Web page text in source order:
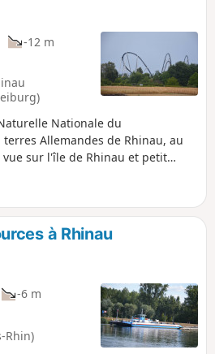
-12 m
Nationale du
Allemandes de Rhinau, au
sur l'île de Rhinau et petit
possède la commune Française
allemandes (650 ha de forêt et
J'ai eu la chance d'apercevoir
et des hérons.
à Rhinau
-6 m
Rhin)